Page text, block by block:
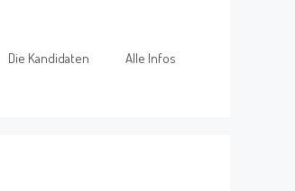
Die Kandidaten Alle Infos